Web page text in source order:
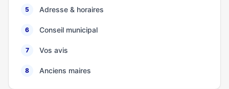
5 Adresse & horaires
6 Conseil municipal
7 Vos avis
8 Anciens maires